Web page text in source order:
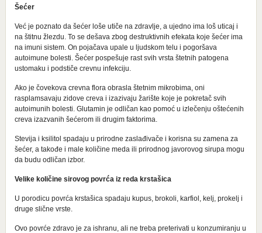
Šećer
Već je poznato da šećer loše utiče na zdravlje, a ujedno ima loš uticaj i
na štitnu žlezdu. To se dešava zbog destruktivnih efekata koje šećer ima
na imuni sistem. On pojačava upale u ljudskom telu i pogoršava
autoimune bolesti. Šećer pospešuje rast svih vrsta štetnih patogena
ustomaku i podstiče crevnu infekciju.
Ako je čovekova crevna flora obrasla štetnim mikrobima, oni
rasplamsavaju zidove creva i izazivaju žarište koje je pokretač svih
autoimunih bolesti. Glutamin je odličan kao pomoć u izlečenju oštećenih
creva izazvanih šećerom ili drugim faktorima.
Stevija i ksilitol spadaju u prirodne zaslađivače i korisna su zamena za
šećer, a takođe i male količine meda ili prirodnog javorovog sirupa mogu
da budu odličan izbor.
Velike količine sirovog povrća iz reda krstašica
U porodicu povrća krstašica spadaju kupus, brokoli, karfiol, kelj, prokelj i
druge slične vrste.
Ovo povrće zdravo je za ishranu, ali ne treba preterivati u konzumiranju u